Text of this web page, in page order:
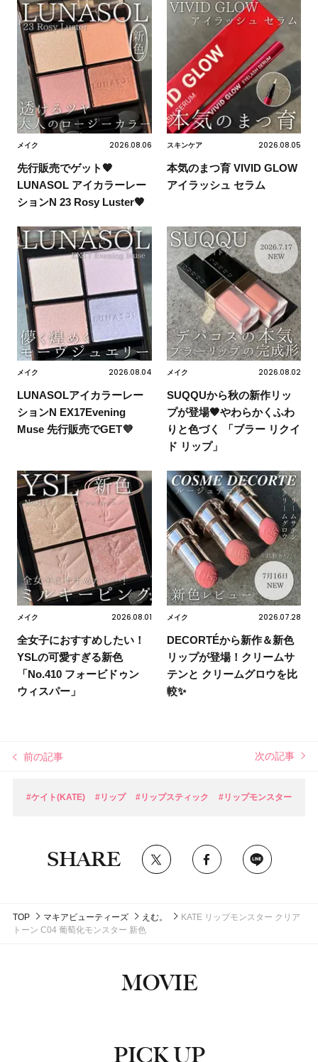
メイク 2026.08.06
先行販売でゲット🧡
LUNASOL アイカラーレー
ションN 23 Rosy Luster🧡
スキンケア 2026.08.05
本気のまつ育 VIVID GLOW
アイラッシュ セラム
メイク 2026.08.04
LUNASOLアイカラーレー
ションN EX17Evening
Muse 先行販売でGET💜
メイク 2026.08.02
SUQQUから秋の新作リッ
プが登場🤎やわらかくふわ
りと色づく 「ブラー リクイ
ド リップ」
メイク 2026.08.01
全女子におすすめしたい！
YSLの可愛すぎる新色
「No.410 フォービドゥン
ウィスパー」
メイク 2026.07.28
DECORTÉから新作＆新色
リップが登場！クリームサ
テンと クリームグロウを比
較✨
前の記事 次の記事
#ケイト(KATE) #リップ #リップスティック #リップモンスター
SHARE
TOP マキアビューティーズ えむ。
KATE リップモンスター クリア
トーン C04 葡萄化モンスター 新色
MOVIE
PICK UP